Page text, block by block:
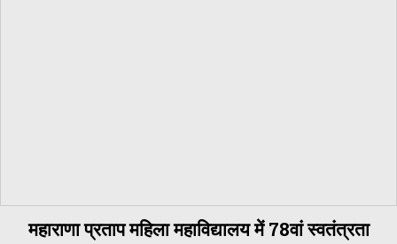
महाराणा प्रताप महिला महाविद्यालय में 78वां स्वतंत्रता